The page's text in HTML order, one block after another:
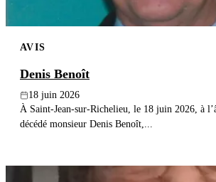
AVIS
Denis Benoît
18 juin 2026
À Saint-Jean-sur-Richelieu, le 18 juin 2026, à
décédé monsieur Denis Benoît,...